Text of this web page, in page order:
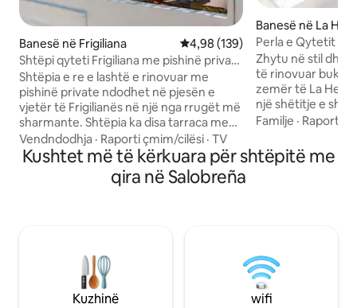
Banesë në Frigiliana Vlerësimi mesatar 4,98 nga 5,
4,98 (139)
Shtëpi qyteti Frigiliana me pishinë private
dhe pamje nga deti
Shtëpia e re e lashtë e rinovuar me
pishinë private ndodhet në pjesën e
vjetër të Frigilianës në një nga rrugët më
sharmante. Shtëpia ka disa tarraca me
pamje spektakolare nga deti dhe natyra.
Shtëpia ofron një dhomë të bollshme
ndenjjeje me oxhak, divan të madh,
tavolinë ngrënieje, karrige relaksuese
të jashtme, pishinë, tavolinë ngrënieje,
karrige relaksuese dhe shtretër dielli
Vendndodhja · Raporti çmim/cilësi · TV
Banesë në La
Perla e Qytetit ~
nga Deti
Zhytu në stil dhe
të rinovuar bukur
zemër të La
një shëtitje e
guralecë drejt
pamje mahnitëse
pishinë private,
dhe me stil për
Familje · Raporti
Kushtet më të kërkuara për shtëpitë me
qira në Salobreña
Kuzhinë wifi